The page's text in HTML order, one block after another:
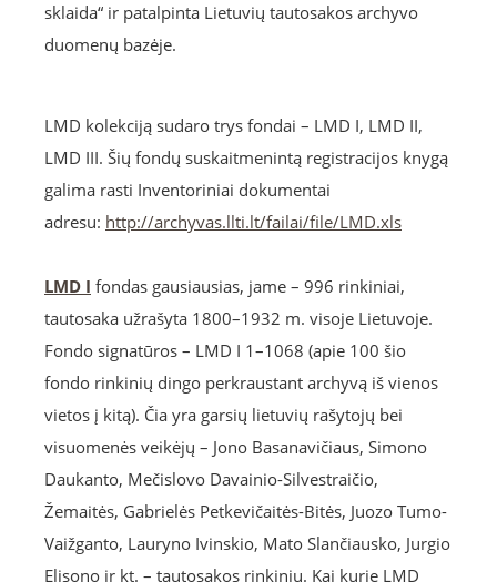
sklaida“ ir patalpinta Lietuvių tautosakos archyvo
duomenų bazėje.
LMD kolekciją sudaro trys fondai – LMD I, LMD II,
LMD III. Šių fondų suskaitmenintą registracijos knygą
galima rasti Inventoriniai dokumentai
adresu: http://archyvas.llti.lt/failai/file/LMD.xls
LMD I fondas gausiausias, jame – 996 rinkiniai,
tautosaka užrašyta 1800–1932 m. visoje Lietuvoje.
Fondo signatūros – LMD I 1–1068 (apie 100 šio
fondo rinkinių dingo perkraustant archyvą iš vienos
vietos į kitą). Čia yra garsių lietuvių rašytojų bei
visuomenės veikėjų – Jono Basanavičiaus, Simono
Daukanto, Mečislovo Davainio-Silvestraičio,
Žemaitės, Gabrielės Petkevičaitės-Bitės, Juozo Tumo-
Vaižganto, Lauryno Ivinskio, Mato Slančiausko, Jurgio
Elisono ir kt. – tautosakos rinkinių. Kai kurie LMD